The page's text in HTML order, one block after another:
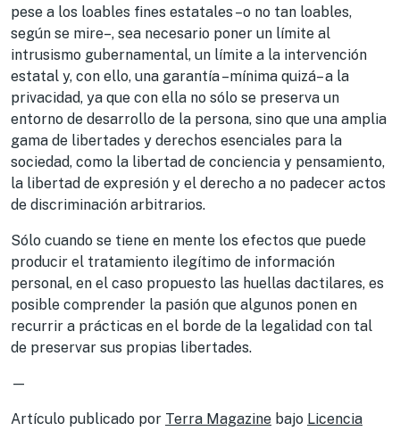
pese a los loables fines estatales –o no tan loables,
según se mire–, sea necesario poner un límite al
intrusismo gubernamental, un límite a la intervención
estatal y, con ello, una garantía –mínima quizá– a la
privacidad, ya que con ella no sólo se preserva un
entorno de desarrollo de la persona, sino que una amplia
gama de libertades y derechos esenciales para la
sociedad, como la libertad de conciencia y pensamiento,
la libertad de expresión y el derecho a no padecer actos
de discriminación arbitrarios.
Sólo cuando se tiene en mente los efectos que puede
producir el tratamiento ilegítimo de información
personal, en el caso propuesto las huellas dactilares, es
posible comprender la pasión que algunos ponen en
recurrir a prácticas en el borde de la legalidad con tal
de preservar sus propias libertades.
—
Artículo publicado por Terra Magazine bajo Licencia